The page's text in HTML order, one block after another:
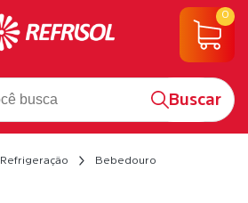
Buscar
0
Refrigeração Bebedouro